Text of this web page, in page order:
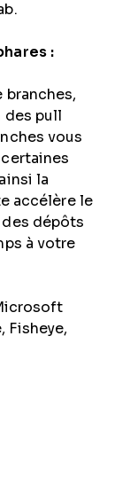
:
branches,
pull
vous
la
accélère le
dépôts
à votre
Fisheye,